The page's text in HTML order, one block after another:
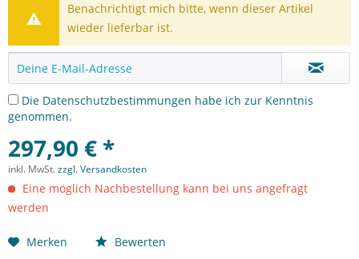
Benachrichtigt mich bitte, wenn dieser Artikel
wieder lieferbar ist.
Die Datenschutzbestimmungen habe ich zur Kenntnis
genommen.
297,90 € *
inkl. MwSt.zzgl. Versandkosten
Eine möglich Nachbestellung kann bei uns angefragt
werden
Merken Bewerten